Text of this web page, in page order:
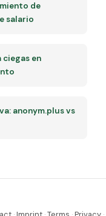
de
salario
ciegas en
anonym.plus vs